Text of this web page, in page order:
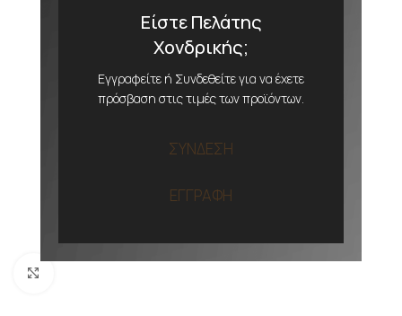
Είστε Πελάτης
Χονδρικής;
Εγγραφείτε ή Συνδεθείτε για να έχετε
πρόσβαση στις τιμές των προϊόντων.
ΣΥΝΔΕΣΗ
ΕΓΓΡΑΦΗ